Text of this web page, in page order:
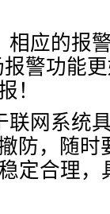
相应的报
警功能
！
联网系统
防，随时
定合理，